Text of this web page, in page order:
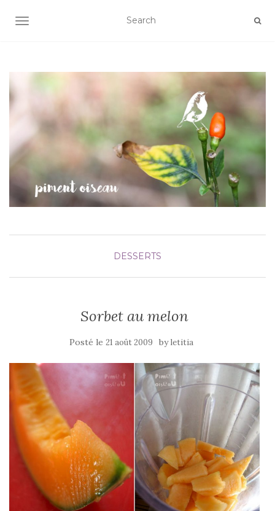
AFFICHER/MASQUER LA NAVIGATION
DESSERTS
Sorbet au melon
Posté le 21 août 2009 byletitia